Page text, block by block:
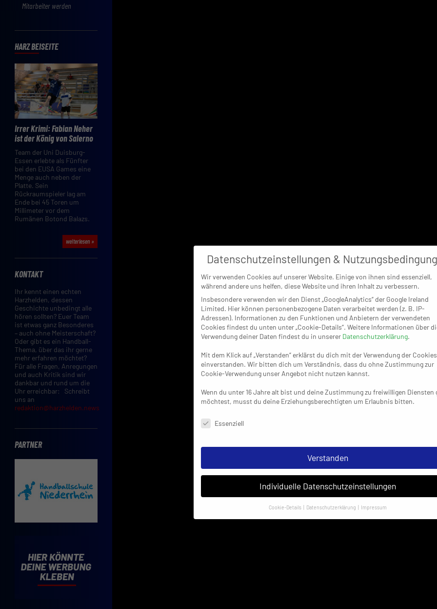
Mitarbeiter werden
HARZ BEISEITE
Irrer Krimi: Fabian Neher
ist der König von Salerno
Team der Uni Duisburg-
Essen erlebte als Fünfter
bei den EUSA Games eine
Menge auch neben der
Platte. Sein
Rückraumspieler lag am
Ende bei 45 Toren um
Millimeter vor dem
Rumänen Botond Balazs.
weiterlesen »
KONTAKT
Ihr kennt einen echten
Harzhelden, dessen
Geschichte unbedingt alle
hören sollten? Euer Team
ist etwas ganz Besonderes
– auch ohne Meisterschaft?
Oder gibt es ein Handball-
Thema, über das ihr gerne
mehr erfahren möchtet?
Für alle Fragen, Anregungen
und auch Kritik sind wir
dankbar und rund um die
Uhr erreichbar: Schreibt
uns an
redaktion@harzhelden.news
PARTNER
Datenschutzeinstellungen &
Wir verwenden Cookies auf unserer Website. Einige von ihnen sind essenziell,
während andere uns helfen, diese Website und ihren Inhalt zu verbessern.
Insbesondere verwenden wir den Dienst „GoogleAnalytics“ der Google Ireland
Limited. Hier können personenbezogene Daten verarbeitet werden (z. B. IP-
Adressen). Informationen zu den Funktionen und Anbietern der verwendeten
Cookies findest du unten unter „Cookie-Details“. Weitere Informationen über
Verwendung deiner Daten findest du in unserer Datenschutzerklärung.
Mit dem Klick auf „Verstanden“ erklärst du dich mit der Verwendung der Cookies
einverstanden. Wir bitten dich um Verständnis, dass du ohne Zustimmung zur
Cookie-Verwendung unser Angebot nicht nutzen kannst.
Wenn du unter 16 Jahre alt bist und deine Zustimmung zu freiwilligen Diensten
möchtest, musst du deine Erziehungsberechtigten um Erlaubnis bitten.
Datenschutzeinstellungen & Nutzungsbedingungen
Essenziell
Verstanden
Individuelle Datenschutzeinstellungen
Cookie-Details Datenschutzerklärung Impressum
Datenschutzeinstellungen